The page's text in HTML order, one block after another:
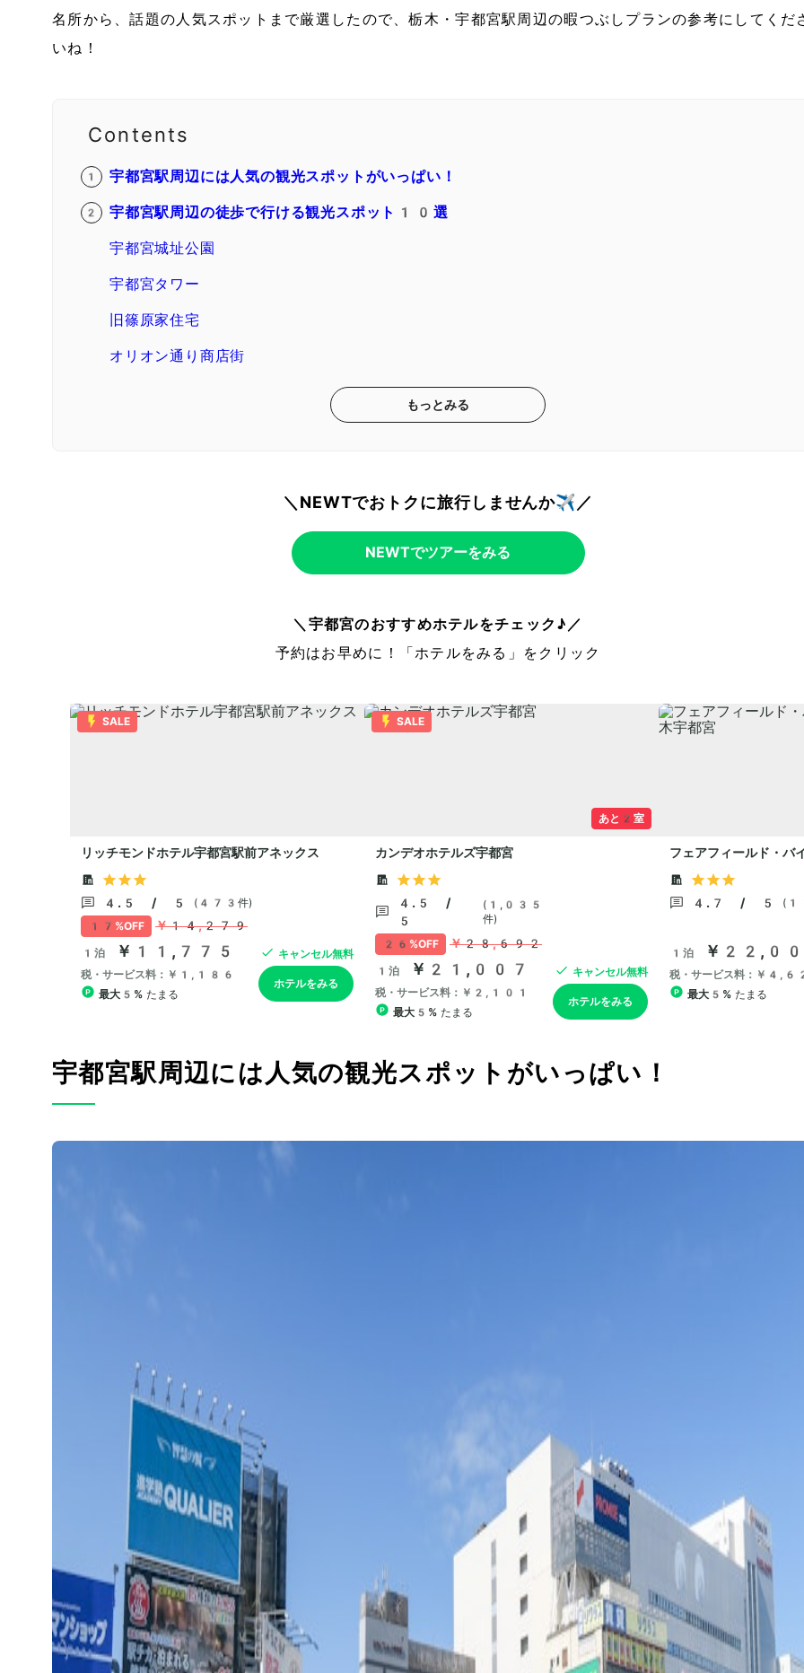
名所から、話題の人気スポットまで厳選したので、栃木・宇都宮駅周辺の暇つぶしプランの参考にしてくだ
いね！
Contents
宇都宮駅周辺には人気の観光スポットがいっぱい！
宇都宮駅周辺の徒歩で行ける観光スポット10選
宇都宮城址公園
宇都宮タワー
旧篠原家住宅
オリオン通り商店街
もっとみる
＼NEWTでおトクに旅行しませんか✈️／
NEWTでツアーをみる
＼宇都宮のおすすめホテルをチェック♪／
予約はお早めに！「ホテルをみる」をクリック
宇都宮駅周辺には人気の観光スポットがいっぱい！